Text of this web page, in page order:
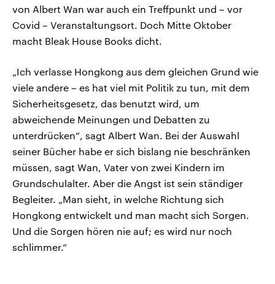
von Albert Wan war auch ein Treffpunkt und – vor
Covid – Veranstaltungsort. Doch Mitte Oktober
macht Bleak House Books dicht.
„Ich verlasse Hongkong aus dem gleichen Grund wie
viele andere – es hat viel mit Politik zu tun, mit dem
Sicherheitsgesetz, das benutzt wird, um
abweichende Meinungen und Debatten zu
unterdrücken“, sagt Albert Wan. Bei der Auswahl
seiner Bücher habe er sich bislang nie beschränken
müssen, sagt Wan, Vater von zwei Kindern im
Grundschulalter. Aber die Angst ist sein ständiger
Begleiter. „Man sieht, in welche Richtung sich
Hongkong entwickelt und man macht sich Sorgen.
Und die Sorgen hören nie auf; es wird nur noch
schlimmer.“